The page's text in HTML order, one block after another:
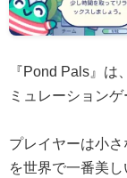
『Pond Pals』
ミュレーションゲ
プレイヤーは小
を世界で一番美